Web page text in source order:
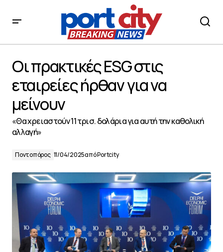
Οι πρακτικές ESG στις
εταιρείες ήρθαν για να
μείνουν
«Θα χρειαστούν 11 τρισ. δολάρια για αυτή την καθολική
αλλαγή»
Ποντοπόρος 11/04/2025απόPortcity